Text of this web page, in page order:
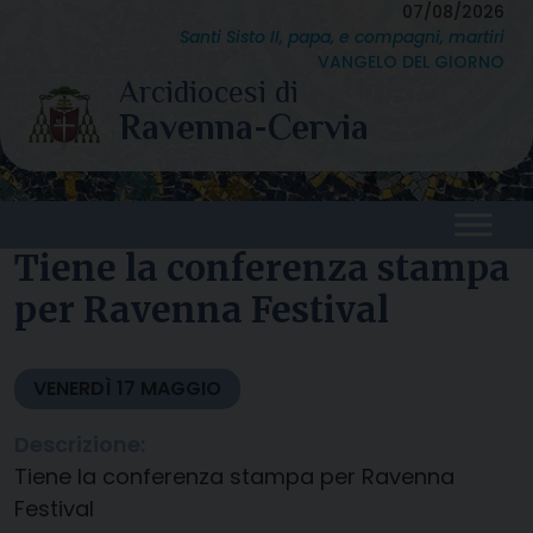
content
07/08/2026
Santi Sisto II, papa, e compagni, martiri
VANGELO DEL GIORNO
Tiene la conferenza stampa
per Ravenna Festival
VENERDÌ 17 MAGGIO
Tiene la conferenza stampa per Ravenna
Festival